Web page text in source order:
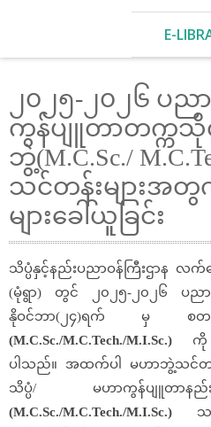
E-
၂၀၂၅-၂၀၂၆ ပည
ကွန်ပျူတာတက္ကသို
ဘွဲ့(M.C.Sc./
သင်တန်းများအ
များခေါ်ယူခြင်း
သိပ္ပံနှင့်နည်းပညာဝန်ကြီးဌာန
(မုံရွာ) တွင် ၂၀၂၅-၂၀၂၆ ပည
နိုဝင်ဘာ(၂၄)ရက် မှ စတင်
(M.C.Sc./M.C.Tech./M.I.Sc.) ကို
ပါသည်။ အထက်ပါ မဟာဘွဲ့သင်တ
သိပ္ပံ/ မဟာကွန်ပျူတာန
(M.C.Sc./M.C.Tech./M.I.Sc.) သင်